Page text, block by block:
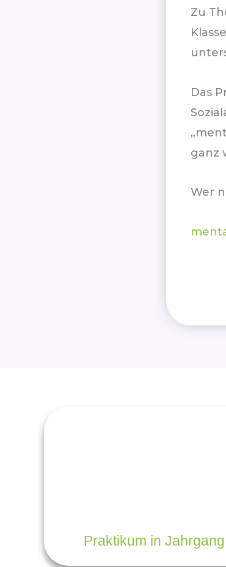
Zu
Das
ganz
Wer
Praktikum in